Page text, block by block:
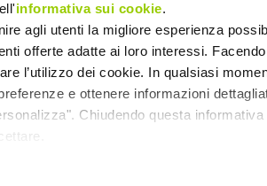
informativa sui cookie.
agli utenti la migliore esperienza
offerte adatte ai loro interessi.
l’utilizzo dei cookie. In qualsiasi
e ottenere informazioni
Chiudendo questa informativa
INFORMATIVA PROTEZIONE DATI